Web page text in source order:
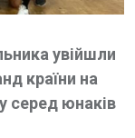
увійшли
країни на
серед юнаків